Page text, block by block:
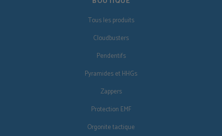
Tous les produits
Cloudbusters
Pendentifs
Pyramides et HHGs
Zappers
Protection EMF
Orgonite tactique